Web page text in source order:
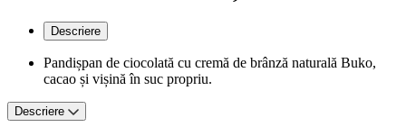
Descriere
Pandișpan de ciocolată cu cremă de brânză naturală Buko,
cacao și vișină în suc propriu.
Descriere